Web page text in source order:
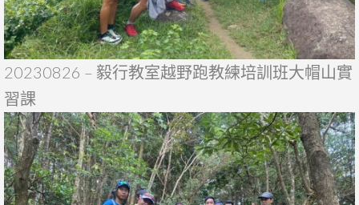
20230826 – 毅行教室越野跑教練培訓班大帽山實
習課